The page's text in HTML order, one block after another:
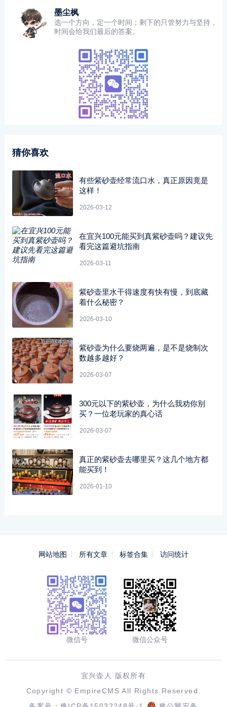
墨尘枫
选一个方向，定一个时间；剩下的只管努力与坚持，
时间会给我们最后的答案。
猜你喜欢
有些紫砂壶经常流口水，真正原因竟是
这样！
2026-03-12
在宜兴100元能买到真紫砂壶吗？建议先
看完这篇避坑指南
2026-03-11
紫砂壶里水干得速度有快有慢，到底藏
着什么秘密？
2026-03-10
紫砂壶为什么要烧两遍，是不是烧制次
数越多越好？
2026-03-07
300元以下的紫砂壶，为什么我劝你别
买？一位老玩家的真心话
2026-03-07
真正的紫砂壶去哪里买？这几个地方都
能买到！
2026-01-10
网站地图 所有文章 标签合集 访问统计
微信号 微信公众号
宜兴壶人 版权所有
Copyright © EmpireCMS All Rights Reserved.